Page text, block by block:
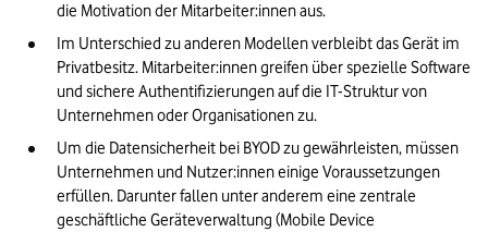
die Motivation der Mitarbeiter:innen aus.
Im Unterschied zu anderen Modellen verbleibt das Gerät im
Privatbesitz. Mitarbeiter:innen greifen über spezielle Software
und sichere Authentifizierungen auf die IT-Struktur von
Unternehmen oder Organisationen zu.
Um die Datensicherheit bei BYOD zu gewährleisten, müssen
Unternehmen und Nutzer:innen einige Voraussetzungen
erfüllen. Darunter fallen unter anderem eine zentrale
geschäftliche Geräteverwaltung (Mobile Device